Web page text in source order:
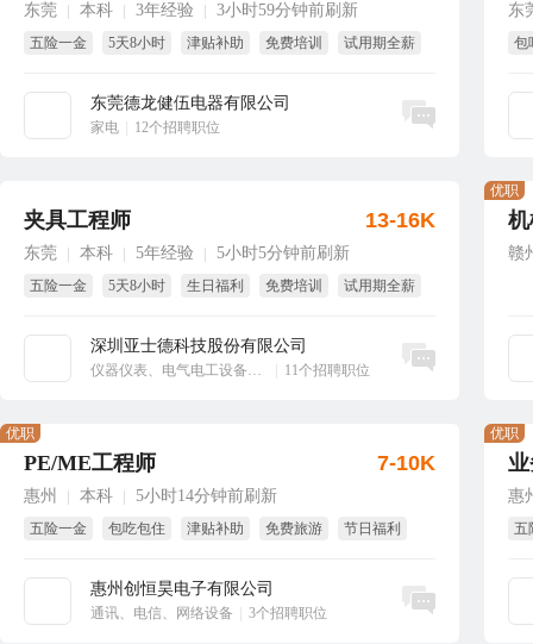
东莞 本科 3年经验 3小时59分钟前刷新
五险一金 5天8小时 津贴补助 免费培训
试用期全薪
东莞德龙健伍电器有限公司
家电 12个招聘职位
立即沟通
东
包
夹具工程师
东莞 本科 5年经验 5小时5分钟前刷新
五险一金 5天8小时 生日福利 免费培训
试用期全薪
深圳亚士德科技股份有限公司
仪器仪表、电气电工设备、工业自动化 11个招聘职位
13-16K
立即沟通
赣
优职
PE/ME工程师
惠州 本科 5小时14分钟前刷新
五险一金 包吃包住 津贴补助 免费旅游
节日福利
惠州创恒昊电子有限公司
通讯、电信、网络设备 3个招聘职位
优职
7-10K
立即沟通
惠
五
优职